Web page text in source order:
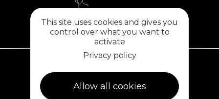
5, rue des Halles
This site uses cookies and gives you
control over what you want to
activate
Privacy policy
Allow all cookies